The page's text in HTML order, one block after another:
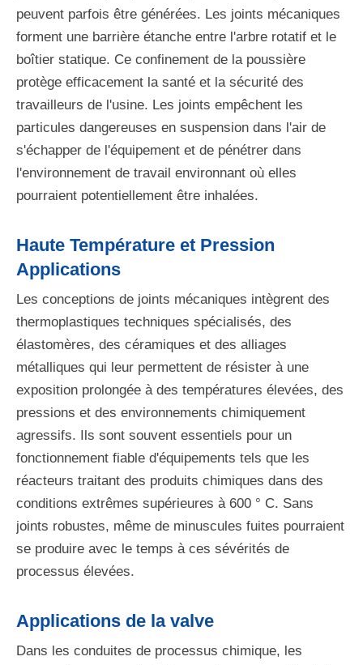
peuvent parfois être générées. Les joints mécaniques
forment une barrière étanche entre l'arbre rotatif et le
boîtier statique. Ce confinement de la poussière
protège efficacement la santé et la sécurité des
travailleurs de l'usine. Les joints empêchent les
particules dangereuses en suspension dans l'air de
s'échapper de l'équipement et de pénétrer dans
l'environnement de travail environnant où elles
pourraient potentiellement être inhalées.
Haute Température et Pression
Applications
Les conceptions de joints mécaniques intègrent des
thermoplastiques techniques spécialisés, des
élastomères, des céramiques et des alliages
métalliques qui leur permettent de résister à une
exposition prolongée à des températures élevées, des
pressions et des environnements chimiquement
agressifs. Ils sont souvent essentiels pour un
fonctionnement fiable d'équipements tels que les
réacteurs traitant des produits chimiques dans des
conditions extrêmes supérieures à 600 ° C. Sans
joints robustes, même de minuscules fuites pourraient
se produire avec le temps à ces sévérités de
processus élevées.
Applications de la valve
Dans les conduites de processus chimique, les